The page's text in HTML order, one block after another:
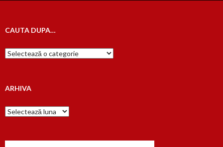
CAUTA DUPA…
Cauta
dupa…
ARHIVA
Arhiva